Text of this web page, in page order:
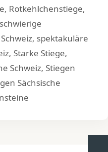
, Rotkehlchenstiege,
schwierige
, spektakuläre
, Starke Stiege,
Schweiz, Stiegen
Sächsische